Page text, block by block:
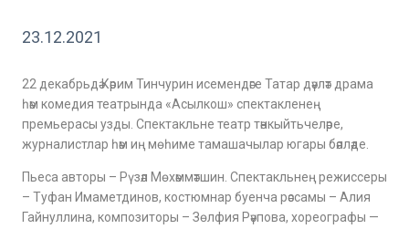
23.12.2021
22 декабрьдә Кәрим Тинчурин исемендәге Татар дәүләт драма
һәм комедия театрында «Асылкош» спектакленең
премьерасы узды. Спектакльне театр тәнкыйтьчеләре,
журналистлар һәм иң мөһиме тамашачылар югары бәяләде.
Пьеса авторы – Рүзәл Мөхәммәтшин. Спектакльнең режиссеры
– Туфан Имаметдинов, костюмнар буенча рәссамы – Алия
Гайнуллина, композиторы – Зөлфия Рәүпова, хореографы —